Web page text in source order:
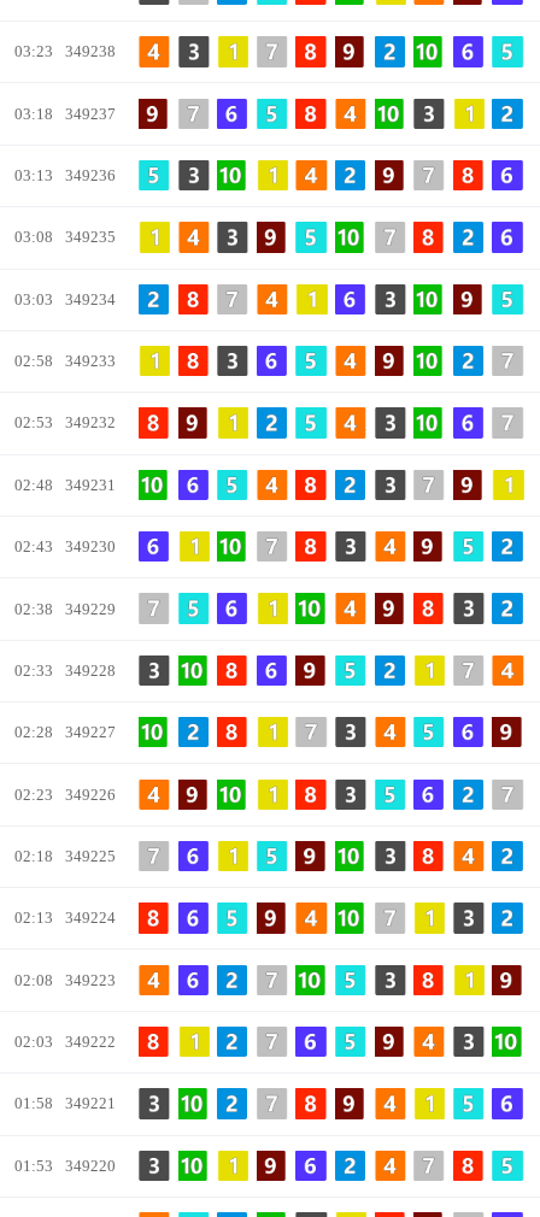
03:23 349238
03:18 349237
03:13 349236
03:08 349235
03:03 349234
02:58 349233
02:53 349232
02:48 349231
02:43 349230
02:38 349229
02:33 349228
02:28 349227
02:23 349226
02:18 349225
02:13 349224
02:08 349223
02:03 349222
01:58 349221
01:53 349220